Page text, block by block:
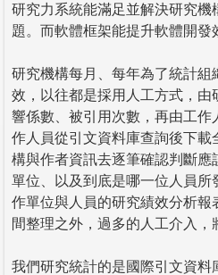
研究力系統能滿足並解決研究機
題。而軟體框架能提升軟體開發
研究機構每月、每年為了統計
效，以往都是採用人工方式，
響係數、被引用次數，再由工作
作人員從引文資料庫查詢後下
構與作者資訊去逐筆確認判斷應
單位、以及到底是哪一位人員所
作單位與人員的研究績效分析
間整理之外，過多的人工介入，
我們研究統計的是國際引文資料